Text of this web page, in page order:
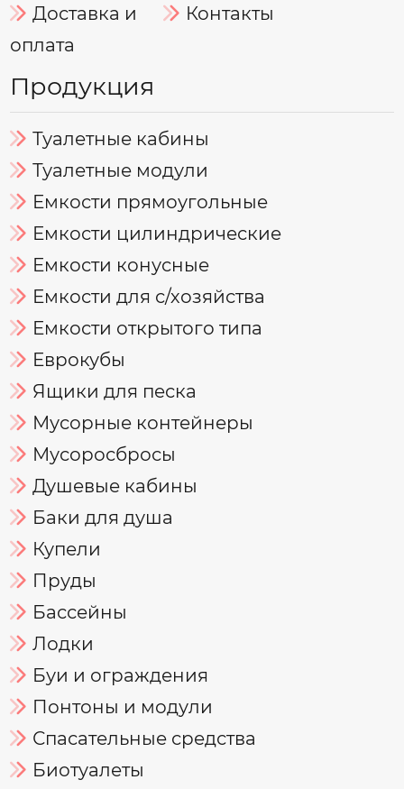
Доставка и
оплата
Контакты
Продукция
Туалетные кабины
Туалетные модули
Емкости прямоугольные
Емкости цилиндрические
Емкости конусные
Емкости для с/хозяйства
Емкости открытого типа
Еврокубы
Ящики для песка
Мусорные контейнеры
Мусоросбросы
Душевые кабины
Баки для душа
Купели
Пруды
Бассейны
Лодки
Буи и ограждения
Понтоны и модули
Спасательные средства
Биотуалеты